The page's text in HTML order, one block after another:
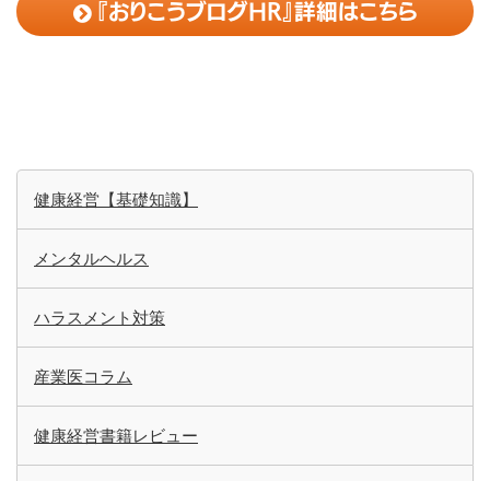
『おりこうブログHR』詳細はこちら
健康経営【基礎知識】
メンタルヘルス
ハラスメント対策
産業医コラム
健康経営書籍レビュー